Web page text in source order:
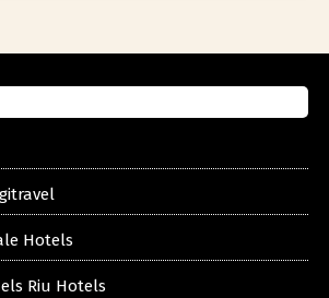
Hotels
Riu Hotels